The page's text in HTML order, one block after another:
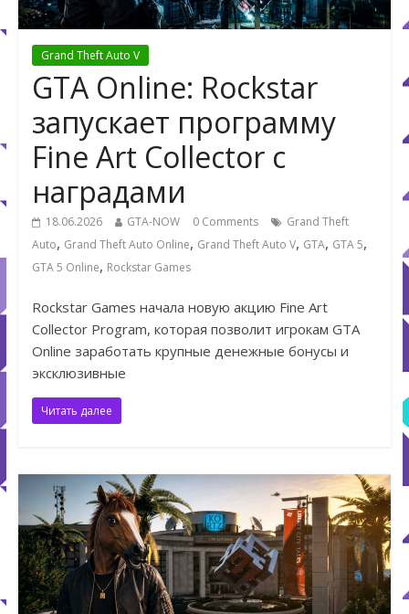
Grand Theft Auto V
GTA Online: Rockstar
запускает программу
Fine Art Collector с
наградами
18.06.2026 GTA-NOW 0 Comments
Grand Theft
Auto, Grand Theft Auto Online, Grand Theft Auto V, GTA, GTA 5,
GTA 5 Online, Rockstar Games
Rockstar Games начала новую акцию Fine Art
Collector Program, которая позволит игрокам GTA
Online заработать крупные денежные бонусы и
эксклюзивные
Читать далее